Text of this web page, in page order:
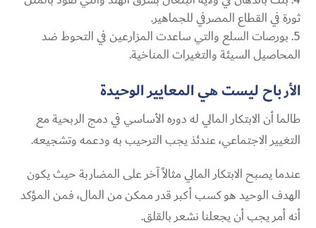
ثورة في القطاع المصرفي للجماهير.
بورصات السلع والتي ساعدت المزارعين في التحوط ضد
المحاصيل السيئة والتغيرات المناخية.
الأرباح ليست هي المعايير الوحيدة
طالما أن الابتكار المالي له دوره الأساسي في دمج الربحية مع
التغيير الاجتماعي، عندئذ يجب الترحيب به ودعمه وتشجيعه.
عندما يصبح الابتكار المالي مثالاً آخر على المضاربة حيث يكون
الهدف الوحيد هو كسب أكبر قدر ممكن من المال، فمن المؤكد
أنه أمر يجب أن يجعلنا نشعر بالقلق.